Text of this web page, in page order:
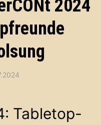
2024
Tabletop-